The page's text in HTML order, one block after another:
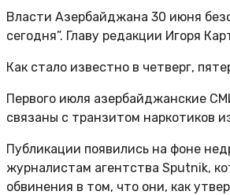
Власти Азербайджана 30 июня
сегодня”. Главу редакции Игоря
Как стало известно в четверг,
Первого июля азербайджанские
связаны с транзитом наркотиков
Публикации появились на фоне
журналистам агентства Sputnik,
обвинения в том, что они, как